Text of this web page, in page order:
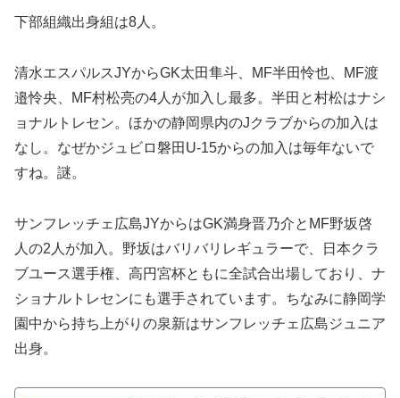
下部組織出身組は8人。
清水エスパルスJYからGK太田隼斗、MF半田怜也、MF渡
邉怜央、MF村松亮の4人が加入し最多。半田と村松はナシ
ョナルトレセン。ほかの静岡県内のJクラブからの加入は
なし。なぜかジュビロ磐田U-15からの加入は毎年ないで
すね。謎。
サンフレッチェ広島JYからはGK満身晋乃介とMF野坂啓
人の2人が加入。野坂はバリバリレギュラーで、日本クラ
ブユース選手権、高円宮杯ともに全試合出場しており、ナ
ショナルトレセンにも選手されています。ちなみに静岡学
園中から持ち上がりの泉新はサンフレッチェ広島ジュニア
出身。